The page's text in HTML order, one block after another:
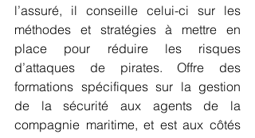
l’assuré, il conseille celui-ci sur les
méthodes et stratégies à mettre en
place pour réduire les risques
d’attaques de pirates. Offre des
formations spécifiques sur la gestion
de la sécurité aux agents de la
compagnie maritime, et est aux côtés